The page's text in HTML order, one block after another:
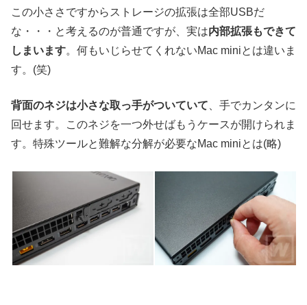
この小ささですからストレージの拡張は全部USBだ
な・・・と考えるのが普通ですが、実は内部拡張もできて
しまいます。何もいじらせてくれないMac miniとは違いま
す。(笑)
背面のネジは小さな取っ手がついていて 、手でカンタンに
回せます。このネジを一つ外せばもうケースが開けられま
す。特殊ツールと難解な分解が必要なMac miniとは(略)